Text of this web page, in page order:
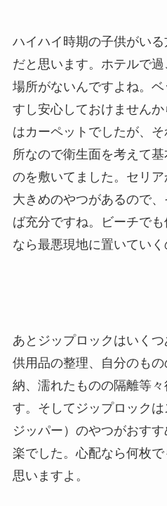
ハイハイ時期の子供がい
だと思います。ホテルで
場所がないんですよね。
すし安心しておけません
はカーペットでしたが、
所なので衛生面を考えて
のを敷いてました。セリ
大きめのやつがあるので
ば充分ですね。ビーチで
なら最悪現地に置いていく
あとジップロックはいく
供用品の整理、自分のも
納、濡れたものの隔離等
す。そしてジップロック
ジッパー）のやつがおす
楽でした。心配なら何枚
思いますよ。